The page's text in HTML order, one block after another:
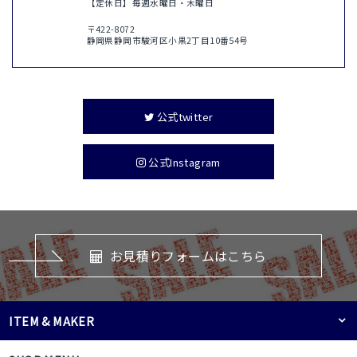
【定休日】毎週水曜日・木曜日
〒422-8072
静岡県静岡市駿河区小黒2丁目10番54号
公式twitter
公式Instagram
お見積りフォームはこちら
ITEM & MAKER